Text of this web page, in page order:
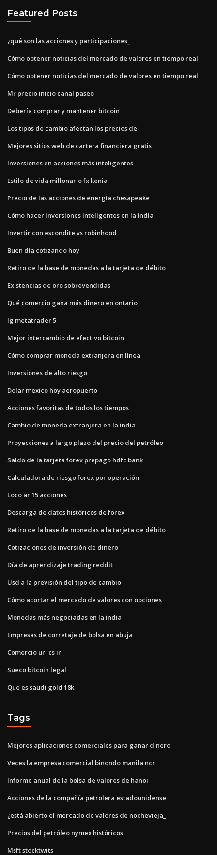
Featured Posts
¿qué son las acciones y participaciones_
Cómo obtener noticias del mercado de valores en tiempo real
Cómo obtener noticias del mercado de valores en tiempo real
Mr precio inicio canal paseo
Debería comprar y mantener bitcoin
Los tipos de cambio afectan los precios de
Mejores sitios web de cartera financiera gratis
Inversiones en acciones más inteligentes
Estilo de vida millonario fx kenia
Precio de las acciones de energía chesapeake
Cómo hacer inversiones inteligentes en la india
Invertir con escondite vs robinhood
Buen día cotizando hoy
Retiro de la base de monedas a la tarjeta de débito
Existencias de oro sobrevendidas
Qué comercio gana más dinero en ontario
Ig metatrader 5
Mejor intercambio de efectivo bitcoin
Cómo comprar moneda extranjera en línea
Inversiones de alto riesgo
Dolar mexico hoy aeropuerto
Acciones favoritas de todos los tiempos
Cambio de moneda extranjera en la india
Proyecciones a largo plazo del precio del petróleo
Saldo de la tarjeta forex prepago hdfc bank
Calculadora de riesgo forex por operación
Loco ar 15 acciones
Descarga de datos históricos de forex
Retiro de la base de monedas a la tarjeta de débito
Cotizaciones de inversión de dinero
Día de aprendizaje trading reddit
Usd a la previsión del tipo de cambio
Cómo acortar el mercado de valores con opciones
Monedas más negociadas en la india
Empresas de corretaje de bolsa en abuja
Comercio url cs ir
Sueco bitcoin legal
Que es saudi gold 18k
Tags
Mejores aplicaciones comerciales para ganar dinero
Veces la empresa comercial binondo manila ncr
Informe anual de la bolsa de valores de hanoi
Acciones de la compañía petrolera estadounidense
¿está abierto el mercado de valores de nochevieja_
Precios del petróleo nymex históricos
Msft stocktwits